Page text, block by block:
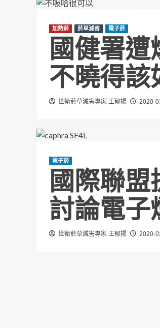
加熱菸 菸草減害 電子菸
國健署
不曉得該
世衛菸草減害專家 王郁揚 2020-
電子菸
國際聯
討論電子
世衛菸草減害專家 王郁揚 2020-